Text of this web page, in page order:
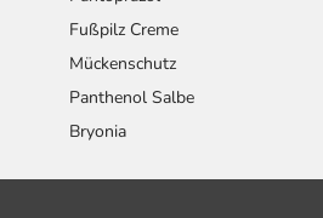
Fußpilz Creme
Mückenschutz
Panthenol Salbe
Bryonia